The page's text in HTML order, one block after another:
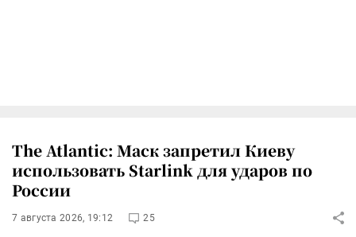
The Atlantic: Маск запретил Киеву
использовать Starlink для ударов по
России
7 августа 2026, 19:12 25